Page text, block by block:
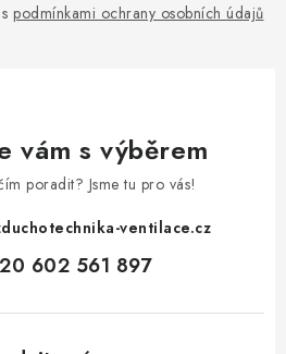
podmínkami ochrany osobních údajů
vám s výběrem
poradit? Jsme tu pro vás!
ventilace.cz
602 561 897